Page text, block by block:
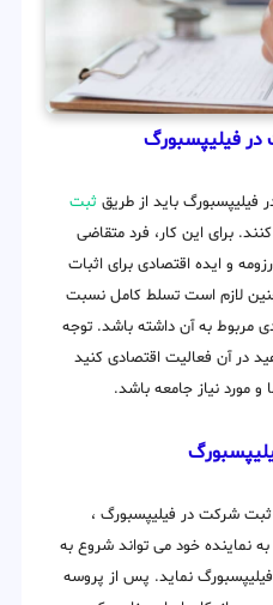
فیلیپسبورگ
فیلیپسبورگ باید از طریق ثبت
برای این کار، فرد متقاضی
و ایده اقتصادی برای اثبات
لازم است تسلط کامل نسبت
مربوط به آن داشته باشد. توجه
در آن فعالیت اقتصادی کنید
و مورد نیاز جامعه باشد.
شرکت در فیلیپسبورگ ،
به نماینده خود می تواند شروع به
نماید. پس از پروسه